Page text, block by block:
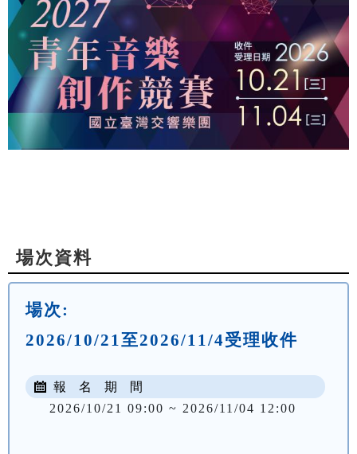
場次資料
場次:
2026/10/21至2026/11/4受理收件
報 名 期 間
2026/10/21 09:00 ~ 2026/11/04 12:00